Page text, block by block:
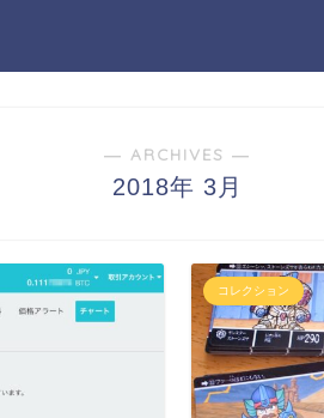
― ARCHIVES ―
2018年 3月
コレクション